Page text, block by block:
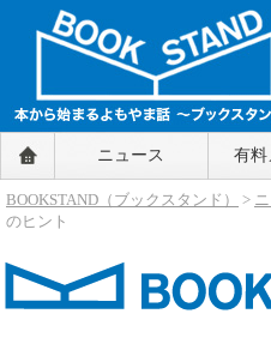
BOOKSTAND（ブックスタンド
～本から始まるよもやま話～
BOOKSTAND（ブ
ックスタンド）
ニュース 有
BOOKSTAND（ブックスタンド） >
のヒント